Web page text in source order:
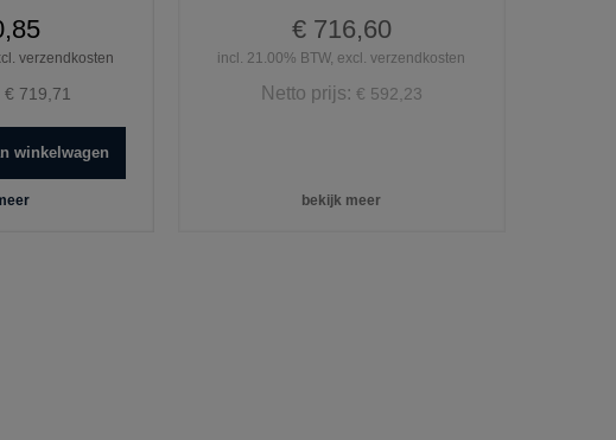
verzendkosten
€ 719,71
winkelwagen
€ 716,60
incl. 21.00% BTW, excl. verzendkosten
Netto prijs: € 592,23
bekijk meer